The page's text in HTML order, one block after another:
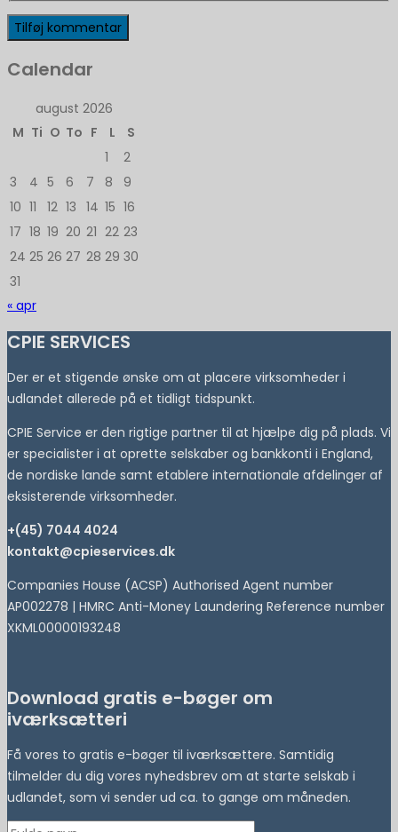
Calendar
august 2026
M Ti O To F L
S
1
2
3
4 5 6 7 8
9
10 11 12 13 14 15 16
17 18 19 20 21 22 23
24 25 26 27 28 29 30
31
« apr
CPIE SERVICES
Der er et stigende ønske om at placere virksomheder i
udlandet allerede på et tidligt tidspunkt.
CPIE Service er den rigtige partner til at hjælpe dig på plads. Vi
er specialister i at oprette selskaber og bankkonti i England,
de nordiske lande samt etablere internationale afdelinger af
eksisterende virksomheder.
+(45) 7044 4024
kontakt@cpieservices.dk
Companies House (ACSP) Authorised Agent number
AP002278 | HMRC Anti-Money Laundering Reference number
XKML00000193248
Download gratis e-bøger om
iværksætteri
Få vores to gratis e-bøger til iværksættere. Samtidig
tilmelder du dig vores nyhedsbrev om at starte selskab i
udlandet, som vi sender ud ca. to gange om måneden.